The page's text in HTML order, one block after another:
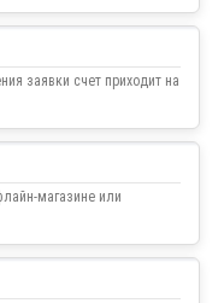
заявки счет приходит на
магазине или